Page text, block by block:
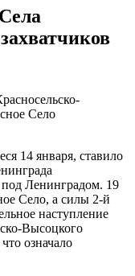
Село
14 января, ставило
Ленинградом. 19
Село, а силы 2-й
наступление
Высоцкого
означало